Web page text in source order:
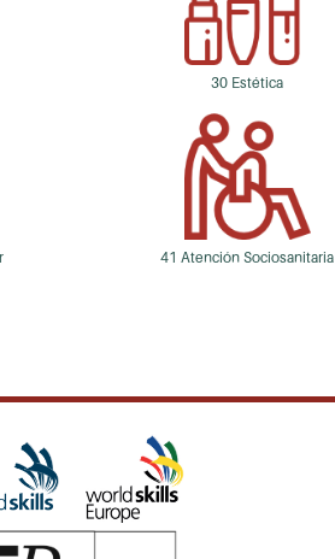
30 Estética
41 Atención Sociosanitaria